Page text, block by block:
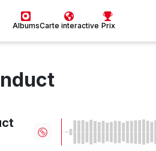
AlbumsCarte interactive Prix